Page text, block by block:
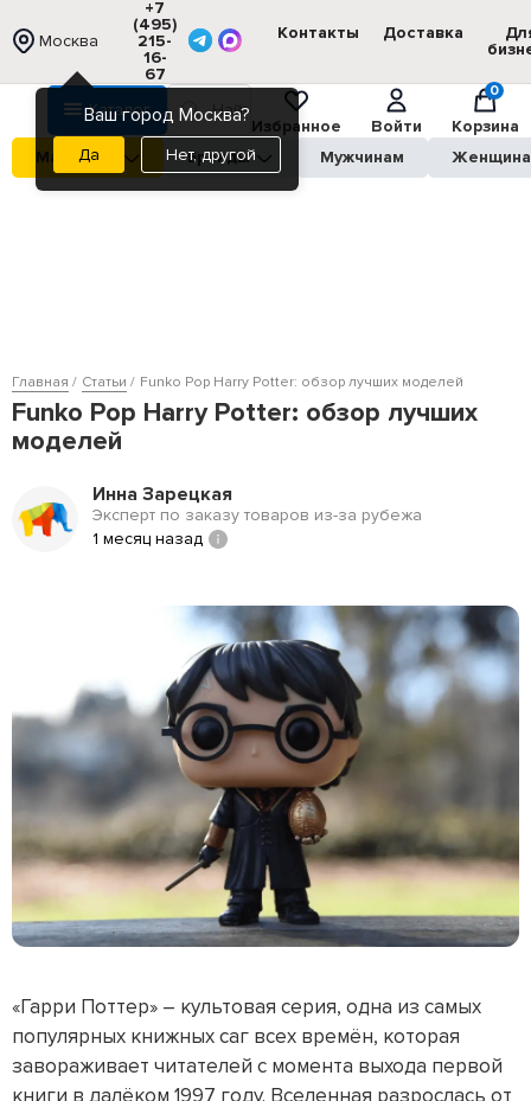
Москва
Ваш город Москва?
Нет, другой
+7
(495)
215-
16-
67
Контакты Доставка
Каталог
Избранное
Войти
0
Корзина
Магазины
Бренды Мужчинам
Главная Статьи Funko Pop Harry Potter: обзор лучших моделей
Funko Pop Harry Potter: обзор лучших
моделей
Инна Зарецкая
Эксперт по заказу товаров из-за рубежа
1 месяц назад
«Гарри Поттер» – культовая серия, одна из самых
популярных книжных саг всех времён, которая
завораживает читателей с момента выхода первой
книги в далёком 1997 году. Вселенная разрослась от